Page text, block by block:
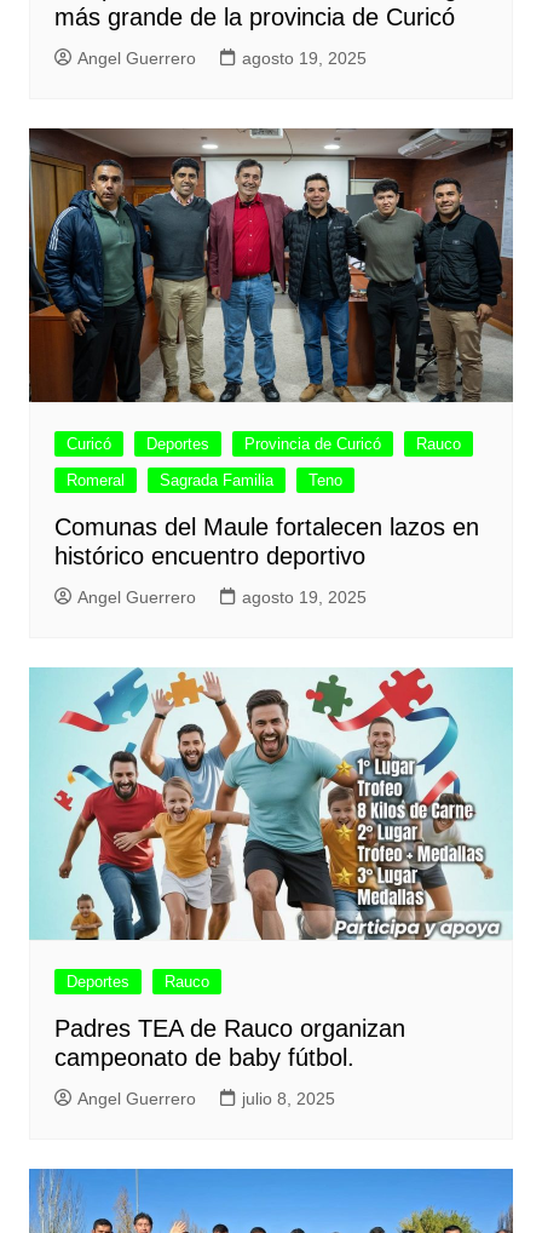
más grande de la provincia de Curicó
Angel Guerrero agosto 19, 2025
Curicó Deportes Provincia de Curicó
Rauco
Romeral
Sagrada Familia Teno
Comunas del Maule fortalecen lazos en
histórico encuentro deportivo
Angel Guerrero agosto 19, 2025
Deportes Rauco
Padres TEA de Rauco organizan
campeonato de baby fútbol.
Angel Guerrero julio 8, 2025